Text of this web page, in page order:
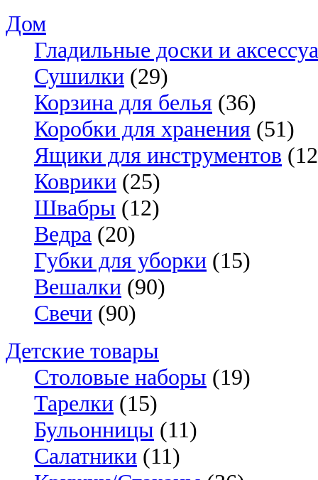
Дом
Гладильные доски и
Сушилки (29)
Корзина для белья (36)
Коробки для хранения (51)
Ящики для инструментов
Коврики (25)
Швабры (12)
Ведра (20)
Губки для уборки (15)
Вешалки (90)
Свечи (90)
Детские товары
Столовые наборы (19)
Тарелки (15)
Бульонницы (11)
Салатники (11)